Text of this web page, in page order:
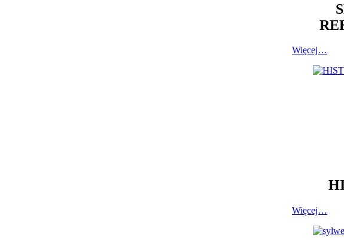
Więcej…
Więcej…